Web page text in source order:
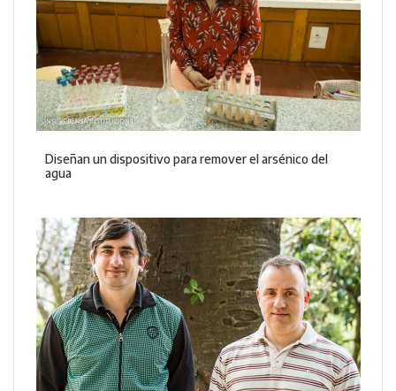
Diseñan un dispositivo para remover el arsénico del
agua